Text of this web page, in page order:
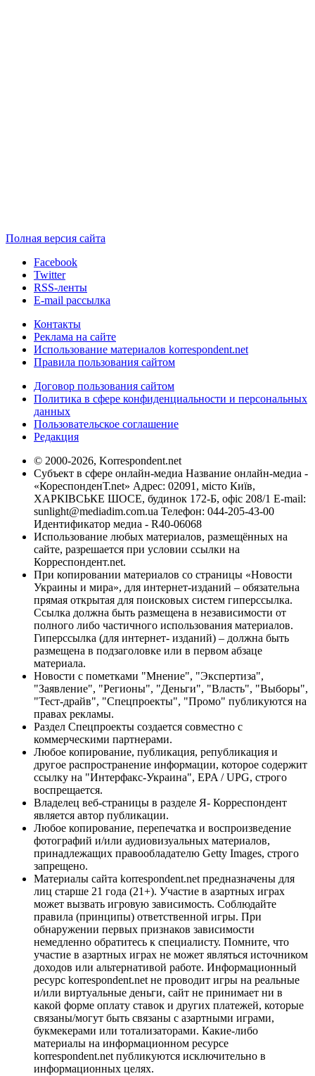
Полная версия сайта
Facebook
Twitter
RSS-ленты
E-mail рассылка
Контакты
Реклама на сайте
Использование материалов korrespondent.net
Правила пользования сайтом
Договор пользования сайтом
Политика в сфере конфиденциальности и персональных
данных
Пользовательское соглашение
Редакция
© 2000-2026, Korrespondent.net
Субъект в сфере онлайн-медиа Название онлайн-медиа -
«КореспонденТ.net» Адрес: 02091, місто Київ,
ХАРКІВСЬКЕ ШОСЕ, будинок 172-Б, офіс 208/1 E-mail:
sunlight@mediadim.com.ua Телефон: 044-205-43-00
Идентификатор медиа - R40-06068
Использование любых материалов, размещённых на
сайте, разрешается при условии ссылки на
Корреспондент.net.
При копировании материалов со страницы «Новости
Украины и мира», для интернет-изданий – обязательна
прямая открытая для поисковых систем гиперссылка.
Ссылка должна быть размещена в независимости от
полного либо частичного использования материалов.
Гиперссылка (для интернет- изданий) – должна быть
размещена в подзаголовке или в первом абзаце
материала.
Новости с пометками "Мнение", "Экспертиза",
"Заявление", "Регионы", "Деньги", "Власть", "Выборы",
"Тест-драйв", "Спецпроекты", "Промо" публикуются на
правах рекламы.
Раздел Спецпроекты создается совместно с
коммерческими партнерами.
Любое копирование, публикация, републикация и
другое распространение информации, которое содержит
ссылку на "Интерфакс-Украина", EPA / UPG, строго
воспрещается.
Владелец веб-страницы в разделе Я- Корреспондент
является автор публикации.
Любое копирование, перепечатка и воспроизведение
фотографий и/или аудиовизуальных материалов,
принадлежащих правообладателю Getty Images, строго
запрещено.
Материалы сайта korrespondent.net предназначены для
лиц старше 21 года (21+). Участие в азартных играх
может вызвать игровую зависимость. Соблюдайте
правила (принципы) ответственной игры. При
обнаружении первых признаков зависимости
немедленно обратитесь к специалисту. Помните, что
участие в азартных играх не может являться источником
доходов или альтернативой работе. Информационный
ресурс korrespondent.net не проводит игры на реальные
и/или виртуальные деньги, сайт не принимает ни в
какой форме оплату ставок и других платежей, которые
связаны/могут быть связаны с азартными играми,
букмекерами или тотализаторами. Какие-либо
материалы на информационном ресурсе
korrespondent.net публикуются исключительно в
информационных целях.